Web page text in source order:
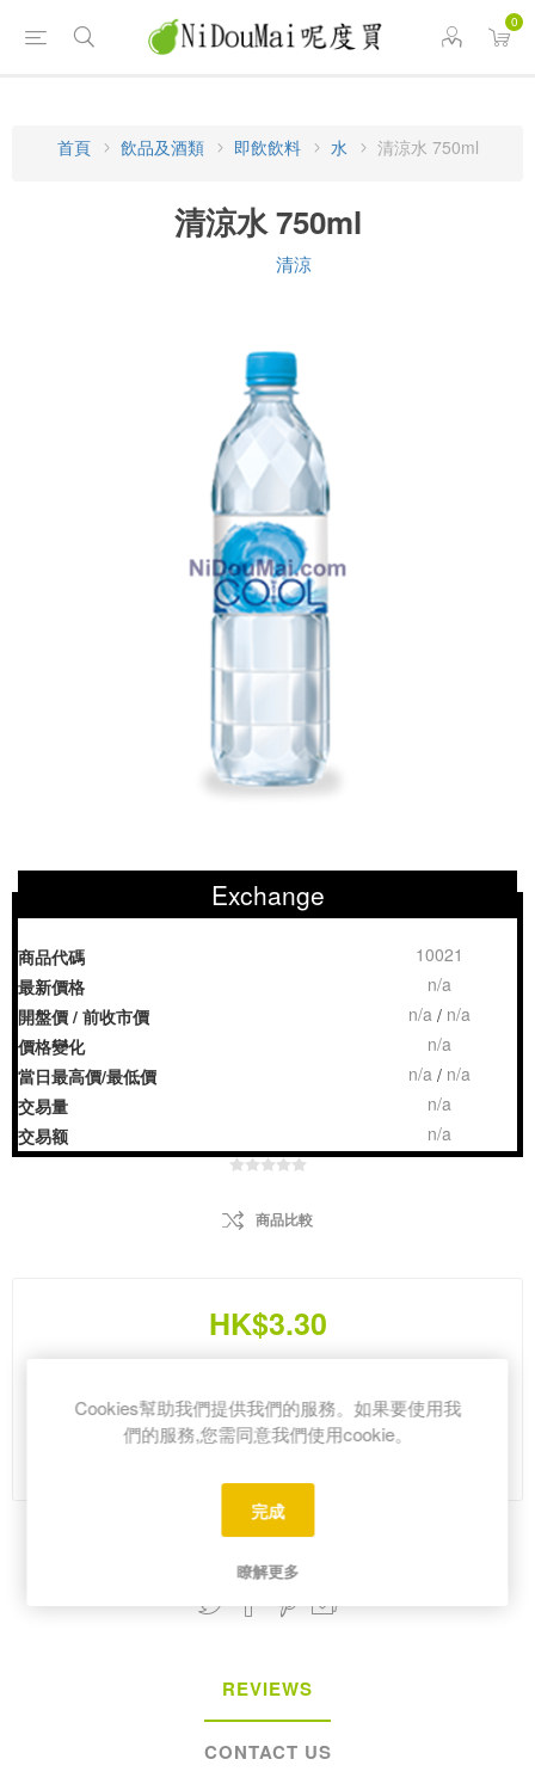
0
首頁 飲品及酒類 即飲飲料 水 清涼水 750ml
清涼水 750ml
清涼
Exchange
商品代碼
10021
最新價格
n/a
開盤價 / 前收市價
n/a / n/a
價格變化
n/a
當日最高價/最低價
n/a / n/a
交易量
n/a
交易额
n/a
商品比較
HK$3.30
REVIEWS
CONTACT US
Cookies幫助我們提供我們的服務。如果要使用我
們的服務,您需同意我們使用cookie。
完成
瞭解更多